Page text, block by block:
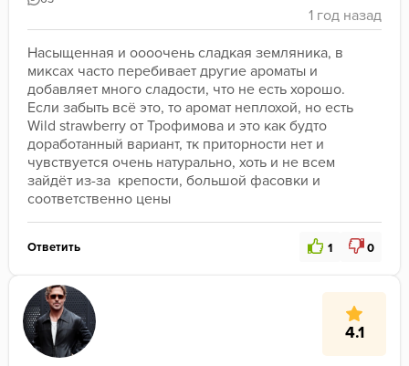
Насыщенная и оооочень сладкая земляника, в
миксах часто перебивает другие ароматы и
добавляет много сладости, что не есть хорошо.
Если забыть всё это, то аромат неплохой, но есть
Wild strawberry от Трофимова и это как будто
доработанный вариант, тк приторности нет и
чувствуется очень натурально, хоть и не всем
зайдёт из-за  крепости, большой фасовки и
соответственно цены
Ответить 1 0
4.1